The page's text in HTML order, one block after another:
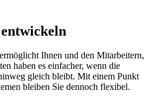
Ihnen und den Mitarbeitern,
haben es einfacher, wenn die
gleich bleibt. Mit einem Punkt
bleiben Sie dennoch flexibel.